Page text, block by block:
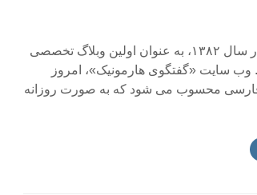
مجله آنلاین «گفتگوی هارمونیک» در سال ۱۳۸۲، به عنوان اولین وبلاگ تخصصی
وب سایت «گفتگوی هارمونیک»، امروز
فارسی محسوب می شود که به صورت روزانه